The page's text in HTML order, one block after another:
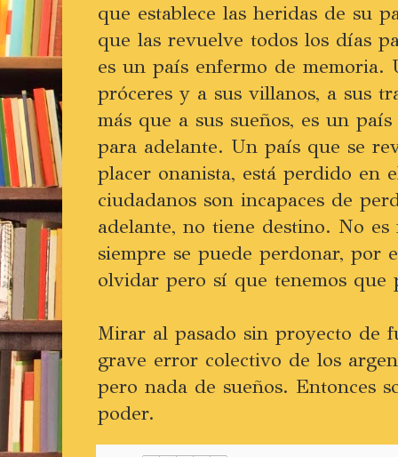
que establece las heridas de su
que las revuelve todos los días
es un país enfermo de memoria.
próceres y a sus villanos, a sus
más que a sus sueños, es un
para adelante. Un país que se
placer onanista, está perdido en
ciudadanos son incapaces de
adelante, no tiene destino. No
siempre se puede perdonar, por
olvidar pero sí que tenemos que
Mirar al pasado sin proyecto de
grave error colectivo de los
pero nada de sueños. Entonces
poder.